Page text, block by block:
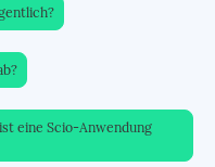
eine Scio-Anwendung